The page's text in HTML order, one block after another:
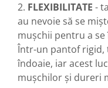
2. FLEXIBILITATE -
au nevoie să se
mușchii pentru a se
Într-un pantof rigid,
îndoaie, iar acest
mușchilor și dureri